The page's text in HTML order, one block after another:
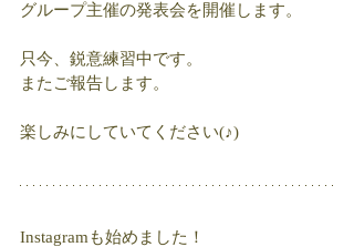
グループ主催の発表会を開催します。
只今、鋭意練習中です。
またご報告します。
楽しみにしていてください(♪)
Instagramも始めました！